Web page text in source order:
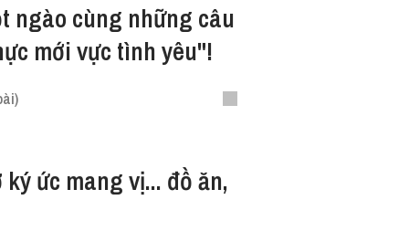
ngào cùng những câu
mới vực tình yêu"!
ức mang vị... đồ ăn,